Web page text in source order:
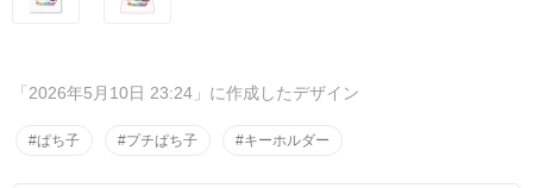
「2026年5月10日 23:24」に作成したデザイン
#ぱち子 #プチぱち子 #キーホルダー